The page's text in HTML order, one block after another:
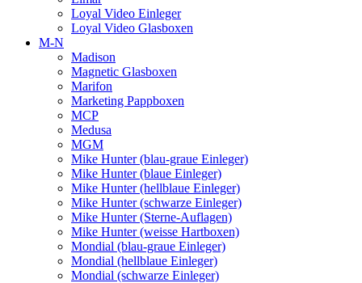
Loyal Video Einleger
Loyal Video Glasboxen
M-N
Madison
Magnetic Glasboxen
Marifon
Marketing Pappboxen
MCP
Medusa
MGM
Mike Hunter (blau-graue Einleger)
Mike Hunter (blaue Einleger)
Mike Hunter (hellblaue Einleger)
Mike Hunter (schwarze Einleger)
Mike Hunter (Sterne-Auflagen)
Mike Hunter (weisse Hartboxen)
Mondial (blau-graue Einleger)
Mondial (hellblaue Einleger)
Mondial (schwarze Einleger)